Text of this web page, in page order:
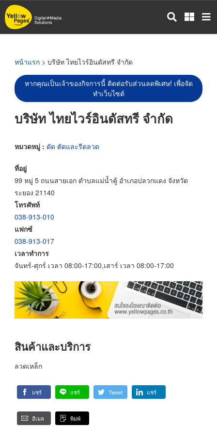
ข้าม
ไป
หน้าแรก > บริษัท ไทยไวร์อินดัสทรี จำกัด
หากคุณเป็นเจ้าของกิจการนี้ ติดต่อรับส่วนลดพิเศษ! เพื่อจัด
ทำเว็บไซต์
บริษัท ไทยไวร์อินดัสทรี จำกัด
หมวดหมู่ : ดัด ตัดและรีดลวด
ที่อยู่
99 หมู่ 5 ถนนสายเอก ตำบลแม่น้ำคู้ อำเภอปลวกแดง จังหวัด
ระยอง 21140
โทรศัพท์
038-913-010
แฟกซ์
038-913-017
เวลาทำการ
จันทร์-ศุกร์ เวลา 08:00-17:00,เสาร์ เวลา 08:00-17:00
สินค้าและบริการ
ลวดเหล็ก
แชร์ แชร์ Tweet แชร์
อีเมล พิมพ์